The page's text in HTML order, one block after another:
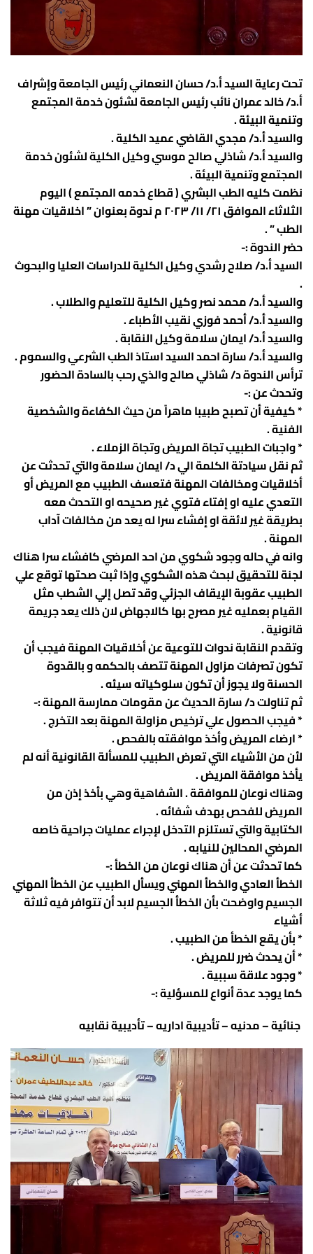
مجلس الكلية
مخرجات معايير الاعتماد المؤسسي
معايير وأخلاقيات الكلية
كلمة الترحيب
شئون الدراسات العليا
شئون خدمة المجتمع وتنمية البيئة
مواقع أعضاء هيئة التدريس بجامعة سوهاج
منح و بعثات
بوابة الخدمات الجامعية
حقوق و واجبات أعضاء هيئة التدريس
قواعد الترقية لأعضاء هيئة التدريس
صندوق علاج أعضاء هيئة التدريس
خدمات طلابية
برنامج (5+2)
محاضرات الكترونية
اللائحة
نتائج المرحلة الجامعية الاولى
مكتبة الكلية
استبيانات الطلاب
الطلاب الوافدين
المدينة الجامعية
المقررات الدراسية
البرامج الأكاديمية واللوائح الدراسية
طلاب الدراسات العليا
وكيل الكلية لشئون الدراسات العليا والبحوث
لائحة الدراسات العليا وقواعد التسجيل
خدمات طلاب الدراسات العليا
وحدات الكلية
ضمان الجودة
تطوير التعليم الطبي
القياس والتقويم
دعم البحث العلمى
الطلاب الوافدين
المنح الدراسية
تنمية الموارد الذاتية
خدمة المجتمع
متابعة الخريجين
ادارة الازمات والكوارث
الخدمات الالكترونية
التخطيط الاستراتيجي
وحدة الصيانة
وحدة ابحاث حيوانات التجارب
خدمات إلكترونية
منصة ثينكي
موقع زاد
تطبيقات الجامعة
الخدمات الإلكترونية
أنظمة الجامعة الإلكترونية
مركز الابحاث المركزي
الادارات
الجامعات المصرية
كلية الطب جامعة عين شمس
كلية الطب جامعة الإسكندرية
كلية الطب جامعة أسيوط
كلية الطب جامعة بنى سويف
كلية الطب جامعة القاهرة
كلية الطب جامعة الفيوم
كلية الطب جامعة كفر الشيخ
كلية الطب جامعة المنصورة
كلية الطب جامعة المنيا
كلية الطب جامعة المنوفية
كلية الطب بقنا جامعة جنوب الوادى
كلية الطب بالإسماعيلية جامعة قناة السويس
كلية الطب جامعة الزقازيق
كلية الطب جامعة بنها
الإتصال بالكلية
خريطة الوصول
English
تحت رعاية السيد أ.د/ حسان النعماني رئيس الجامعة وإشراف
أ.د/ خالد عمران نائب رئيس الجامعة لشئون خدمة المجتمع
وتنمية البيئة .
والسيد أ.د/ مجدي القاضي عميد الكلية .
والسيد أ.د/ شاذلي صالح موسي وكيل الكلية لشئون خدمة
المجتمع وتنمية البيئة .
نظمت كليه الطب البشري ( قطاع خدمه المجتمع ) اليوم
الثلاثاء الموافق ٢١/ ١١/ ٢٠٢٣ م ندوة بعنوان ” اخلاقيات مهنة
الطب ” .
حضر الندوة :-
السيد أ.د/ صلاح رشدي وكيل الكلية للدراسات العليا والبحوث
.
والسيد أ.د/ محمد نصر وكيل الكلية للتعليم والطلاب .
والسيد أ.د/ أحمد فوزي نقيب الأطباء .
والسيد أ.د/ ايمان سلامة وكيل النقابة .
والسيد أ.د/ سارة احمد السيد استاذ الطب الشرعي والسموم .
ترأس الندوة د/ شاذلي صالح والذي رحب بالسادة الحضور
وتحدث عن :-
* كيفية أن تصبح طبيبا ماهراً من حيث الكفاءة والشخصية
الفنية .
* واجبات الطبيب تجاة المريض وتجاة الزملاء .
ثم نقل سيادتة الكلمة الي د/ ايمان سلامة والتي تحدثت عن
أخلاقيات ومخالفات المهنة فتعسف الطبيب مع المريض أو
التعدي عليه او إفتاء فتوي غير صحيحه او التحدث معه
بطريقة غير لائقة او إفشاء سرا له يعد من مخالفات آداب
المهنة .
وانه في حاله وجود شكوي من احد المرضي كافشاء سرا هناك
لجنة للتحقيق لبحث هذه الشكوي وإذا ثبت صحتها توقع علي
الطبيب عقوبة الإيقاف الجزئي وقد تصل إلي الشطب مثل
القيام بعمليه غير مصرح بها كالاجهاض لان ذلك يعد جريمة
قانونية .
وتقدم النقابة ندوات للتوعية عن أخلاقيات المهنة فيجب أن
تكون تصرفات مزاول المهنة تتصف بالحكمه و بالقدوة
الحسنة ولا يجوز أن تكون سلوكياته سيئه .
ثم تناولت د/ سارة الحديث عن مقومات ممارسة المهنة :-
* فيجب الحصول علي ترخيص مزاولة المهنة بعد التخرج .
* ارضاء المريض وأخذ موافقته بالفحص .
لأن من الأشياء التي تعرض الطبيب للمسألة القانونية أنه لم
يأخذ موافقة المريض .
وهناك نوعان للموافقة . الشفاهية وهي بأخذ إذن من
المريض للفحص بهدف شفائه .
الكتابية والتي تستلزم التدخل لإجراء عمليات جراحية خاصه
المرضي المحالين للنيابه .
كما تحدثت عن أن هناك نوعان من الخطأ :-
الخطأ العادي والخطأ المهني ويسأل الطبيب عن الخطأ المهني
الجسيم واوضحت بأن الخطأ الجسيم لابد أن تتوافر فيه ثلاثة
أشياء
* بأن يقع الخطأ من الطبيب .
* أن يحدث ضرر للمريض .
* وجود علاقة سببية .
كما يوجد عدة أنواع للمسؤلية :-